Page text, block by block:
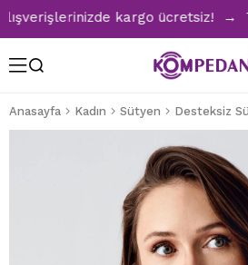
kargo ücretsiz! →
Anasayfa Kadın Sütyen Desteksiz